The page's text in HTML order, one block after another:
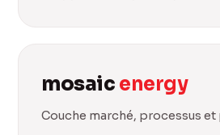
mosaic energy
Couche marché, processus et